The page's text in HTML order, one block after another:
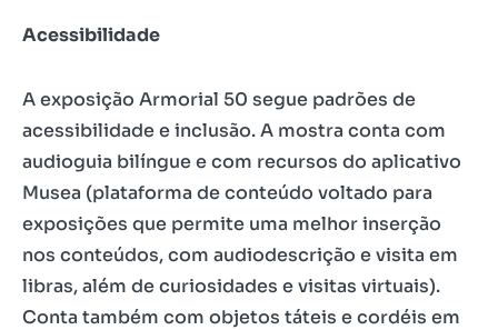
Acessibilidade
A exposição Armorial 50 segue padrões de
acessibilidade e inclusão. A mostra conta com
audioguia bilíngue e com recursos do aplicativo
Musea (plataforma de conteúdo voltado para
exposições que permite uma melhor inserção
nos conteúdos, com audiodescrição e visita em
libras, além de curiosidades e visitas virtuais).
Conta também com objetos táteis e cordéis em